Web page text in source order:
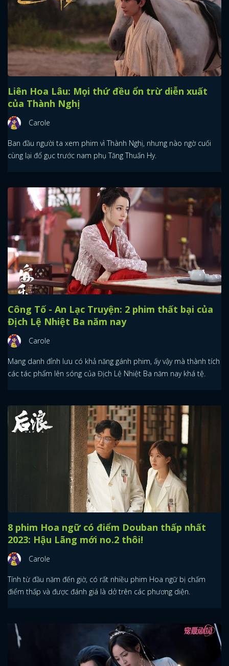
Liên Hoa Lâu: Mọi thứ đều ổn trừ diễn xuất
của Thành Nghị
Carole
Ban đầu người ta xem phim vì Thành Nghị, nhưng nào ngờ cuối
cùng lại đổ gục trước nam phụ Tăng Thuấn Hy.
Công Tố - An Lạc Truyện: 2 phim thất bại của
Địch Lệ Nhiệt Ba năm nay
Carole
Mang danh đỉnh lưu có khả năng gánh phim, ấy vậy mà thành tích
các tác phẩm lên sóng của Địch Lệ Nhiệt Ba năm nay khá tệ.
8 phim Hoa ngữ có điểm Douban thấp nhất
2023: Hậu Lãng mới no.2 thôi!
Carole
Tính từ đầu năm đến giờ, có rất nhiều phim Hoa ngữ bị chấm
điểm thấp và được đánh giá là dở trên các phương diện.